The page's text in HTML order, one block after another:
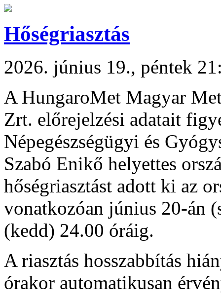
Hőségriasztás
2026. június 19., péntek
A HungaroMet Magyar
Zrt. előrejelzési adatait
Népegészségügyi és
Szabó Enikő helyettes
hőségriasztást adott ki az
vonatkozóan június 20-án
(kedd) 24.00 óráig.
A riasztás hosszabbítás
órakor automatikusan